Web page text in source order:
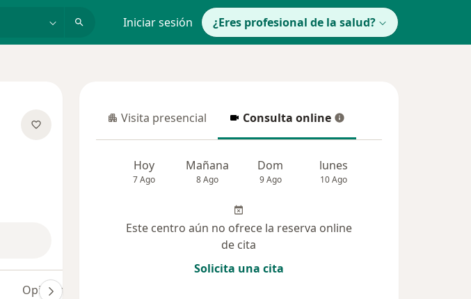
Iniciar sesión ¿Eres profesional de la salud?
Opiniones (239)
Visita presencial
Visita presencial Consulta online
Consulta online
Hoy
7 Ago
Mañana
8 Ago
Dom
9 Ago
lunes
10 Ago
Este centro aún no ofrece la reserva online
de cita
Solicita una cita